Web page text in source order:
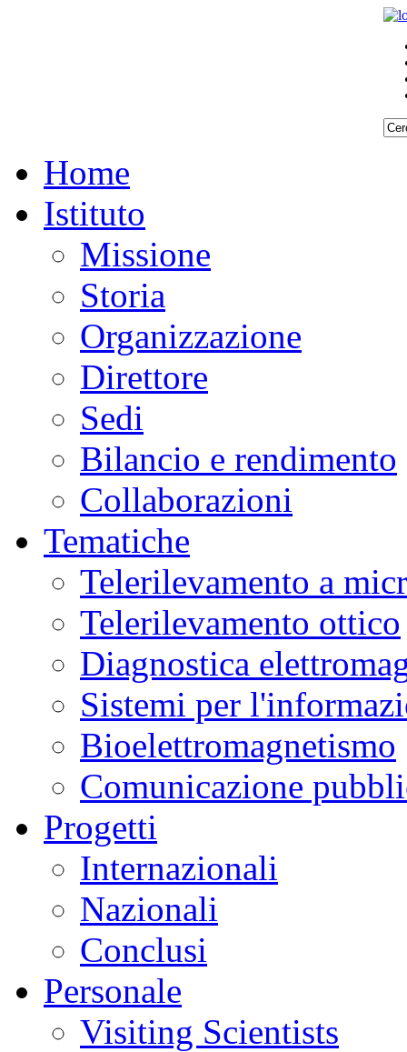
Home
Istituto
Missione
Storia
Organizzazione
Direttore
Sedi
Bilancio e rendimento
Collaborazioni
Tematiche
Telerilevamento a
Telerilevamento ottico
Diagnostica
Sistemi per
Bioelettromagnetismo
Comunicazione
Progetti
Internazionali
Nazionali
Conclusi
Personale
Visiting Scientists